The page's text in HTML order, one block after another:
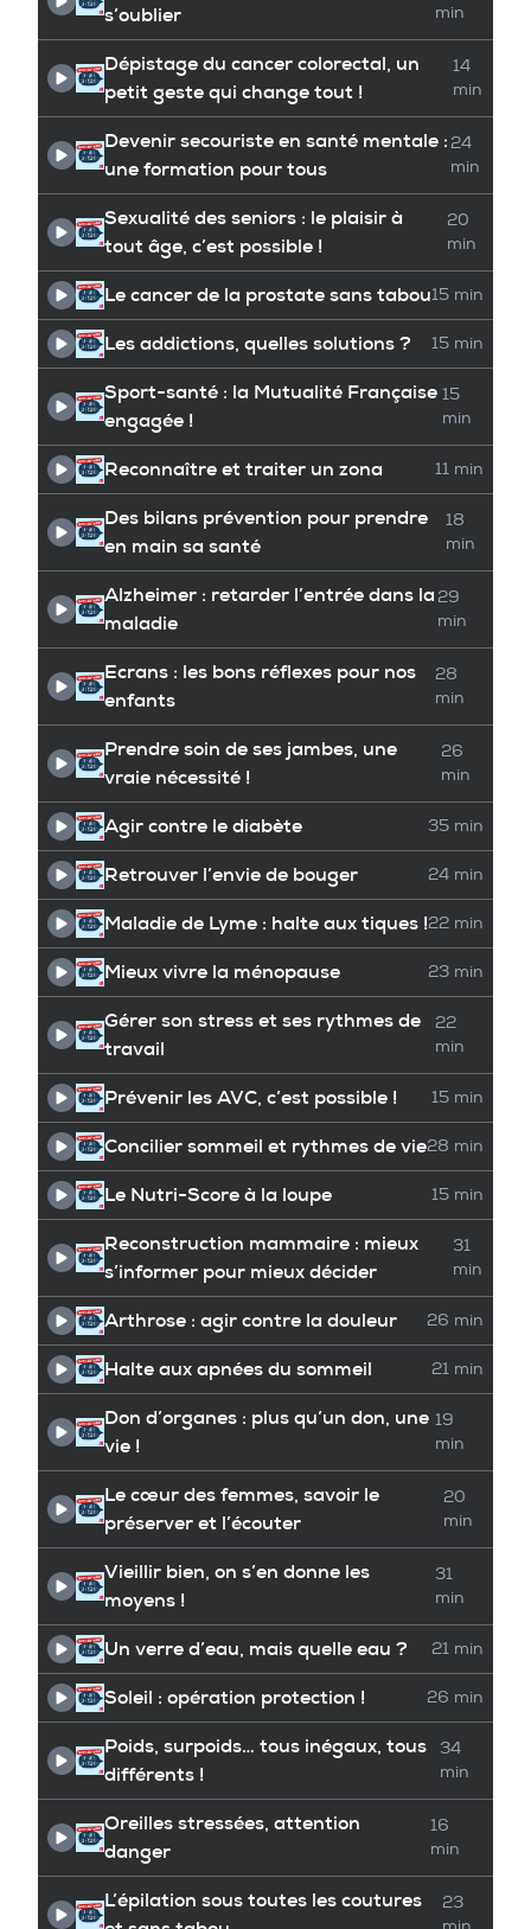
s’oublier
min
Dépistage du cancer colorectal, un
petit geste qui change tout !
14
min
Devenir secouriste en santé mentale :
une formation pour tous
24
min
Sexualité des seniors : le plaisir à
tout âge, c’est possible !
20
min
Le cancer de la prostate sans tabou15 min
Les addictions, quelles solutions ? 15 min
Sport-santé : la Mutualité Française
engagée !
15
min
Reconnaître et traiter un zona 11 min
Des bilans prévention pour prendre
en main sa santé
18
min
Alzheimer : retarder l’entrée dans la
maladie
29
min
Ecrans : les bons réflexes pour nos
enfants
28
min
Prendre soin de ses jambes, une
vraie nécessité !
26
min
Agir contre le diabète 35 min
Retrouver l’envie de bouger 24 min
Maladie de Lyme : halte aux tiques !22 min
Mieux vivre la ménopause 23 min
Gérer son stress et ses rythmes de
travail
22
min
Prévenir les AVC, c’est possible ! 15 min
Concilier sommeil et rythmes de vie28 min
Le Nutri-Score à la loupe 15 min
Reconstruction mammaire : mieux
s’informer pour mieux décider
31
min
Arthrose : agir contre la douleur 26 min
Halte aux apnées du sommeil 21 min
Don d’organes : plus qu’un don, une
vie !
19
min
Le cœur des femmes, savoir le
préserver et l’écouter
20
min
Vieillir bien, on s’en donne les
moyens !
31
min
Un verre d’eau, mais quelle eau ? 21 min
Soleil : opération protection ! 26 min
Poids, surpoids… tous inégaux, tous
différents !
34
min
Oreilles stressées, attention
danger
16
min
L’épilation sous toutes les coutures
23